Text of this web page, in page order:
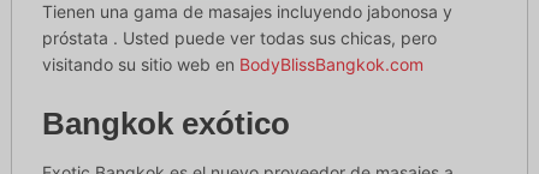
Tienen una gama de masajes incluyendo jabonosa y
próstata . Usted puede ver todas sus chicas, pero
visitando su sitio web en BodyBlissBangkok.com
Bangkok exótico